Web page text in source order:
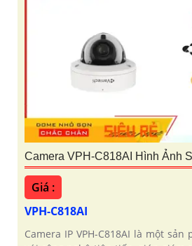
Camera VPH-C818AI Hình Ảnh
Giá :
VPH-C818AI
Camera IP VPH-C818AI là một